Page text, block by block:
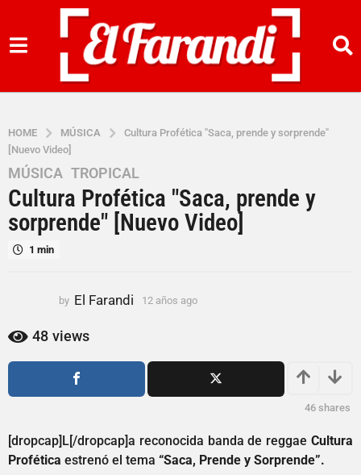
HOME MÚSICA
Cultura Profética "Saca, prende y sorprende"
[Nuevo Video]
1
2
ñ
o
o
2
s
a
MÚSICA ,TROPICAL
Cultura Profética "Saca, prende y
sorprende" [Nuevo Video]
1 min
by El Farandi 12 años ago
o
48 views
46 shares
[dropcap]L[/dropcap]a reconocida banda de reggae Cultura
Profética estrenó el tema “Saca, Prende y Sorprende”.